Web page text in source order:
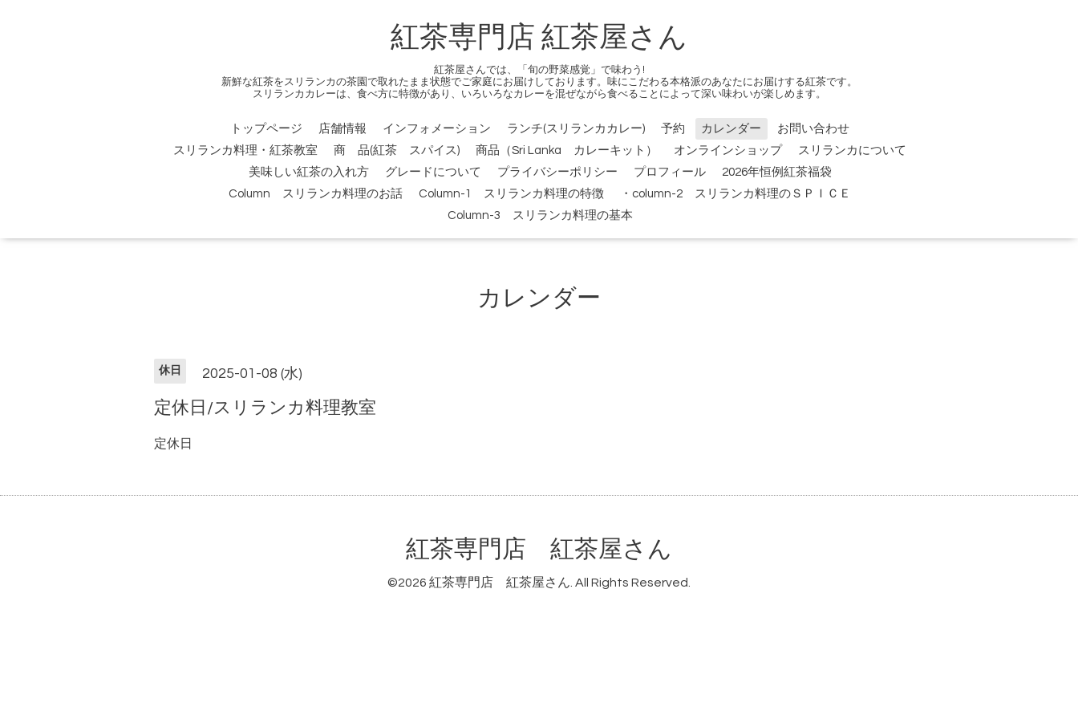
紅茶専門店 紅茶屋さん
紅茶屋さんでは、「旬の野菜感覚」で味わう!
新鮮な紅茶をスリランカの茶園で取れたまま状態でご家庭にお届けしております。味にこだわる本格派のあなたにお届けする紅茶です。
スリランカカレーは、食べ方に特徴があり、いろいろなカレーを混ぜながら食べることによって深い味わいが楽しめます。
トップページ 店舗情報 インフォメーション ランチ(スリランカカレー) 予約 カレンダー
お問い合わせ
スリランカ料理・紅茶教室
商 品(紅茶 スパイス) 商品（Sri Lanka カレーキット） オンラインショップ
スリランカについて
美味しい紅茶の入れ方
グレードについて プライバシーポリシー プロフィール
2026年恒例紅茶福袋
Column スリランカ料理のお話
Column-1 スリランカ料理の特徴
・column-2 スリランカ料理のＳＰＩＣＥ
Column-3 スリランカ料理の基本
カレンダー
休日 2025-01-08 (水)
定休日/スリランカ料理教室
定休日
紅茶専門店 紅茶屋さん
©2026 紅茶専門店 紅茶屋さん. All Rights Reserved.